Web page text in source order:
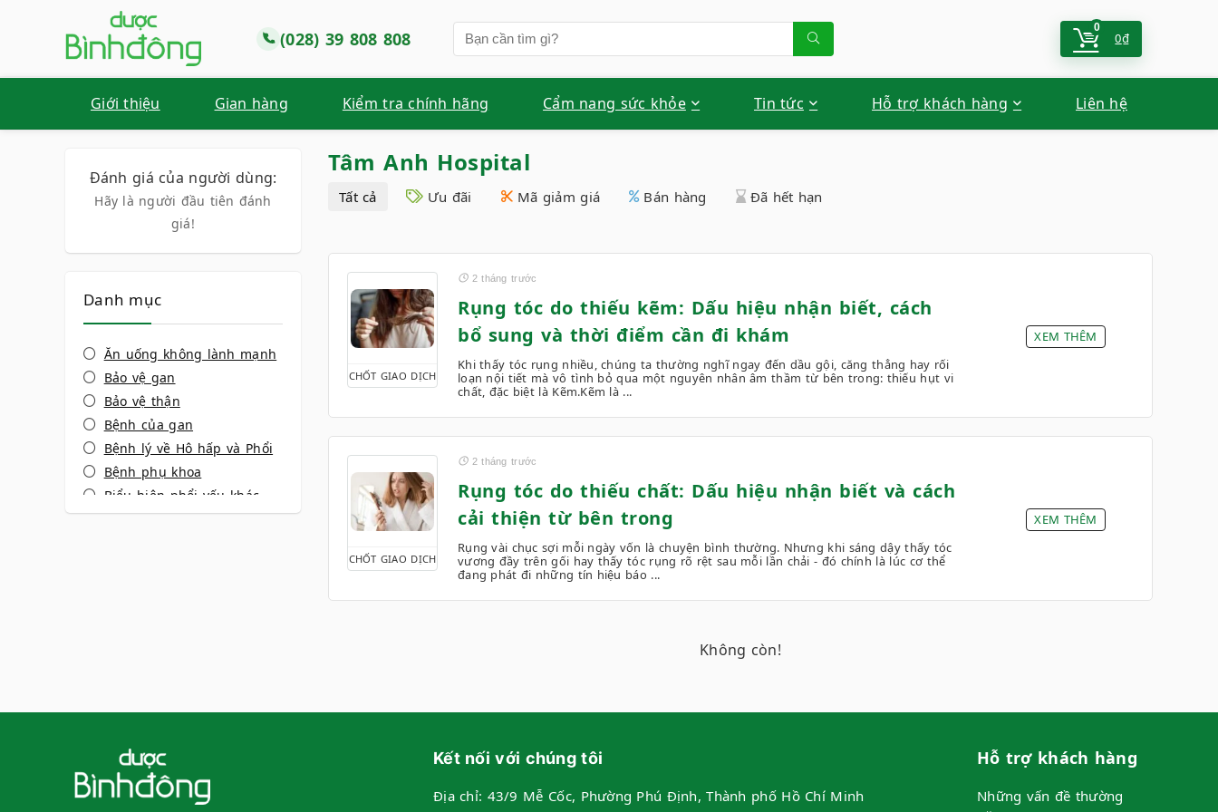
(028) 39 808 808
0
0₫
Giới thiệu Gian hàng Kiểm tra chính hãng Cẩm nang sức khỏe Tin tức Hỗ trợ khách hàng Liên hệ
Tâm Anh Hospital
Đánh giá của người dùng:
Hãy là người đầu tiên đánh
giá!
Danh mục
Ăn uống không lành mạnh
Bảo vệ gan
Bảo vệ thận
Bệnh của gan
Bệnh lý về Hô hấp và Phổi
Bệnh phụ khoa
Biểu hiện phổi yếu khác
Biểu hiện xương khớp
Đau nhức xương khớp
Dùng thuốc an toàn
Hành kinh
Tất cả Ưu đãi Mã giảm giá Bán hàng Đã hết hạn
CHỐT GIAO DỊCH
2 tháng trước
Rụng tóc do thiếu kẽm: Dấu hiệu nhận biết, cách
bổ sung và thời điểm cần đi khám
Khi thấy tóc rụng nhiều, chúng ta thường nghĩ ngay đến dầu gội, căng thẳng hay rối
loạn nội tiết mà vô tình bỏ qua một nguyên nhân âm thầm từ bên trong: thiếu hụt vi
chất, đặc biệt là Kẽm.Kẽm là ...
XEM THÊM
CHỐT GIAO DỊCH
2 tháng trước
Rụng tóc do thiếu chất: Dấu hiệu nhận biết và cách
cải thiện từ bên trong
Rụng vài chục sợi mỗi ngày vốn là chuyện bình thường. Nhưng khi sáng dậy thấy tóc
vương đầy trên gối hay thấy tóc rụng rõ rệt sau mỗi lần chải - đó chính là lúc cơ thể
đang phát đi những tín hiệu báo ...
XEM THÊM
Không còn!
Kết nối với chúng tôi
Địa chỉ: 43/9 Mễ Cốc, Phường Phú Định, Thành phố Hồ Chí Minh
Hỗ trợ khách hàng
Những vấn đề thường